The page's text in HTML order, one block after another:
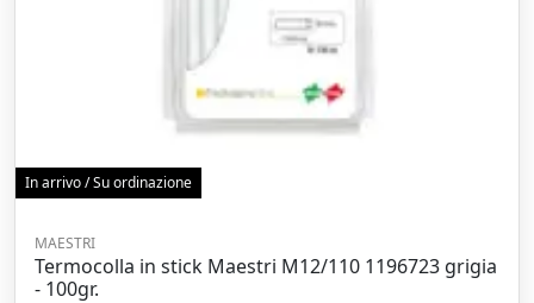
In arrivo / Su ordinazione
MAESTRI
Termocolla in stick Maestri M12/110 1196723 grigia
- 100gr.